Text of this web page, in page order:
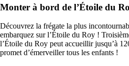
Monter à bord de l’Étoile du
Découvrez la frégate la plus
embarquez sur l’Étoile du Roy !
l’Étoile du Roy peut accueillir jusqu’à
promet d’émerveiller tous les enfants !